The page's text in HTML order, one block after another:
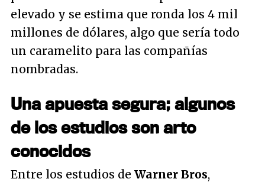
elevado y se estima que ronda los 4 mil
millones de dólares, algo que sería todo
un caramelito para las compañías
nombradas.
Una apuesta segura; algunos
de los estudios son arto
conocidos
Entre los estudios de Warner Bros,